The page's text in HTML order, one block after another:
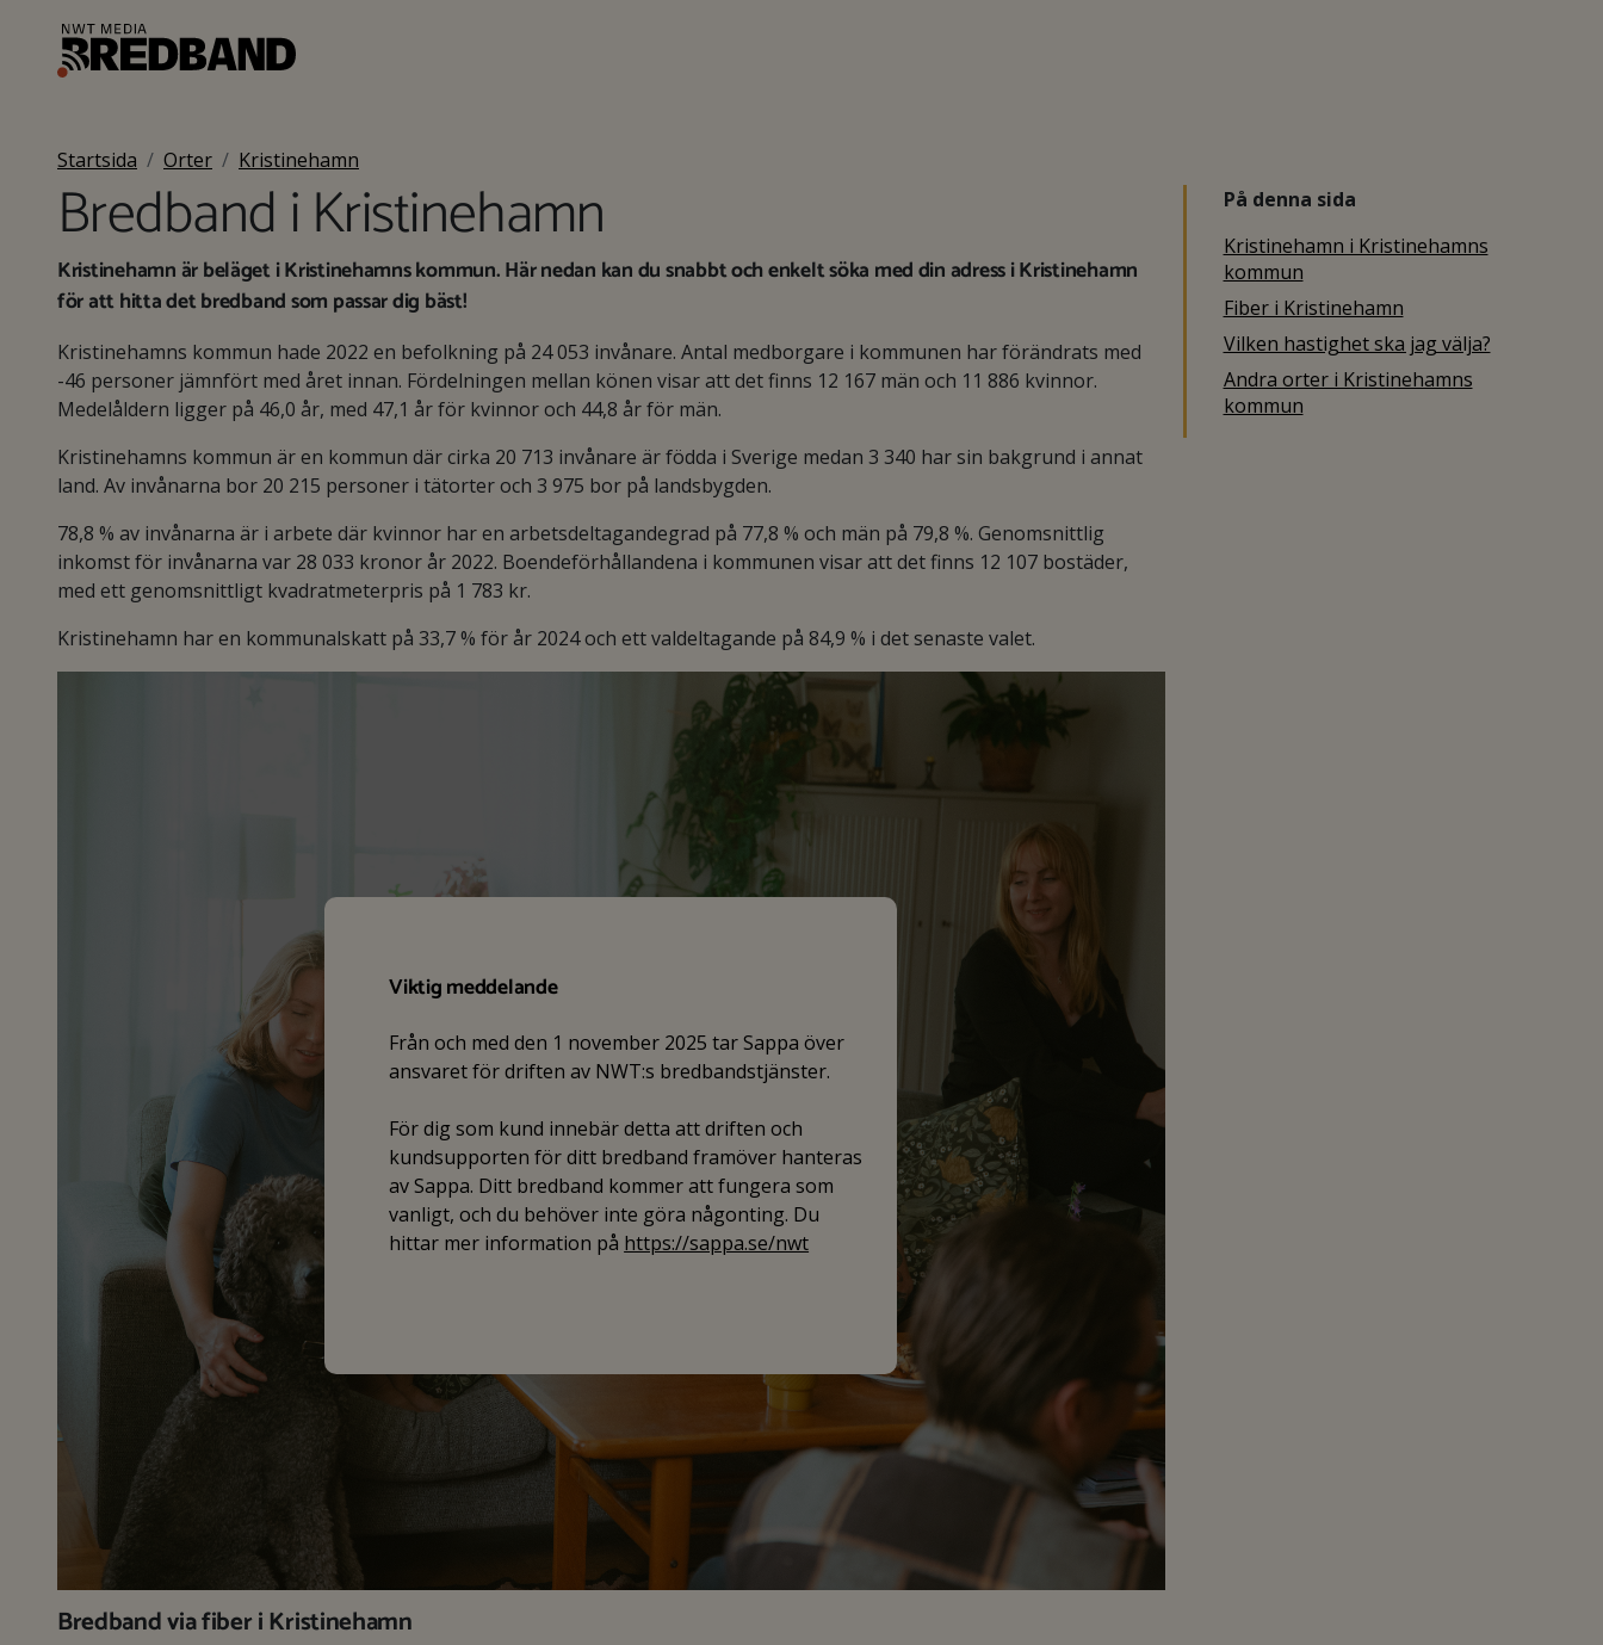
Startsida Orter Kristinehamn
Bredband i Kristinehamn
Kristinehamn är beläget i Kristinehamns kommun. Här nedan kan du snabbt och enkelt söka med din adress i Kristinehamn
för att hitta det bredband som passar dig bäst!
Kristinehamns kommun hade 2022 en befolkning på 24 053 invånare. Antal medborgare i kommunen har förändrats med
-46 personer jämnfört med året innan. Fördelningen mellan könen visar att det finns 12 167 män och 11 886 kvinnor.
Medelåldern ligger på 46,0 år, med 47,1 år för kvinnor och 44,8 år för män.
Kristinehamns kommun är en kommun där cirka 20 713 invånare är födda i Sverige medan 3 340 har sin bakgrund i annat
land. Av invånarna bor 20 215 personer i tätorter och 3 975 bor på landsbygden.
78,8 % av invånarna är i arbete där kvinnor har en arbetsdeltagandegrad på 77,8 % och män på 79,8 %. Genomsnittlig
inkomst för invånarna var 28 033 kronor år 2022. Boendeförhållandena i kommunen visar att det finns 12 107 bostäder,
med ett genomsnittligt kvadratmeterpris på 1 783 kr.
Kristinehamn har en kommunalskatt på 33,7 % för år 2024 och ett valdeltagande på 84,9 % i det senaste valet.
Viktig meddelande
Från och med den 1 november 2025 tar Sappa över
ansvaret för driften av NWT:s bredbandstjänster.
För dig som kund innebär detta att driften och
kundsupporten för ditt bredband framöver hanteras
av Sappa. Ditt bredband kommer att fungera som
vanligt, och du behöver inte göra någonting. Du
hittar mer information på https://sappa.se/nwt
Bredband via fiber i Kristinehamn
På denna sida
Kristinehamn i Kristinehamns
kommun
Fiber i Kristinehamn
Vilken hastighet ska jag välja?
Andra orter i Kristinehamns
kommun